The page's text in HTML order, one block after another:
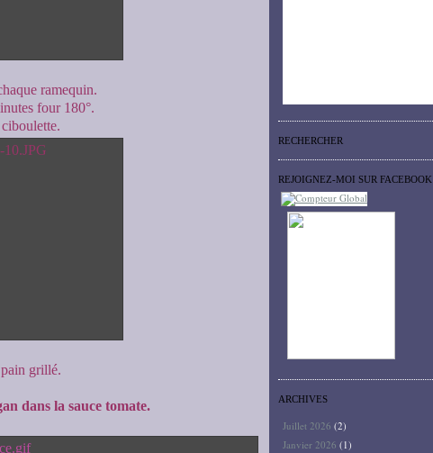
ramequin.
four 180°.
grillé.
dans la sauce tomate.
RECHERCHER
REJOIGNEZ-MOI SUR FACEBOOK
ARCHIVES
Juillet 2026 (2)
Janvier 2026 (1)